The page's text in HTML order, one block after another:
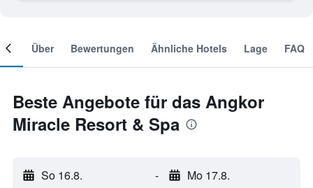
Über Bewertungen Ähnliche Hotels Lage FAQ
Beste Angebote für das Angkor
Miracle Resort & Spa
So 16.8. - Mo 17.8.